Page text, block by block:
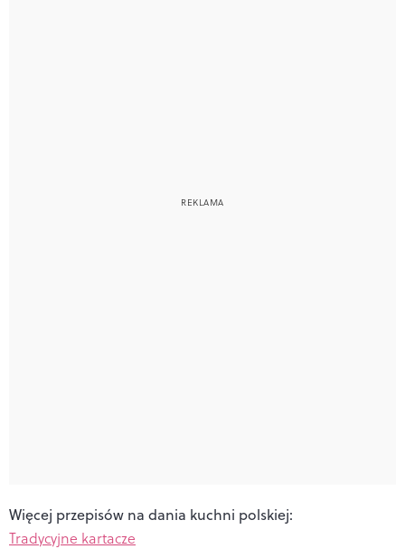
Więcej przepisów na dania kuchni polskiej:
Tradycyjne kartacze